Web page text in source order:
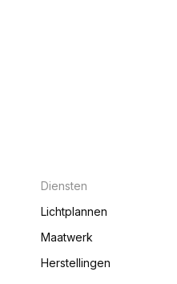
Diensten
Lichtplannen
Maatwerk
Herstellingen